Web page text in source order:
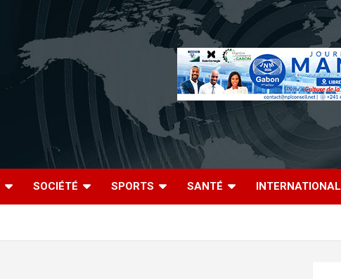
SOCIÉTÉ SPORTS SANTÉ INTERNATIONAL